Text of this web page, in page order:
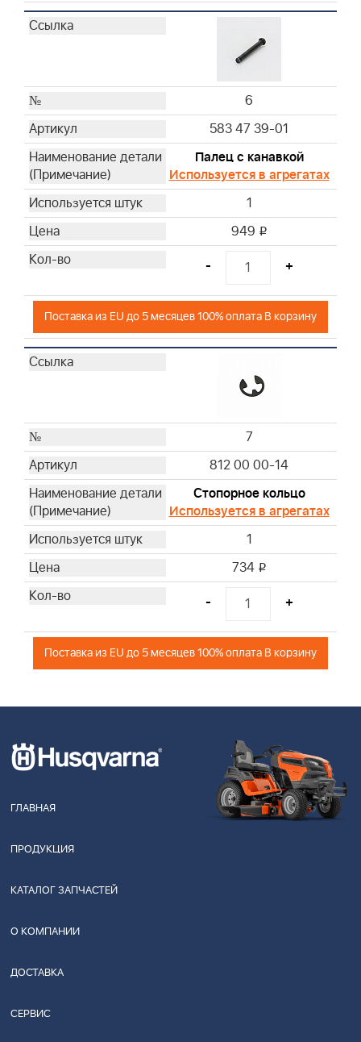
6
583 47 39-01
Палец с канавкой
Используется в агрегатах
1
949 i
- +
Поставка из EU до 5 месяцев 100% оплата В корзину
7
812 00 00-14
Стопорное кольцо
Используется в агрегатах
1
734 i
- +
Поставка из EU до 5 месяцев 100% оплата В корзину
ГЛАВНАЯ
ПРОДУКЦИЯ
КАТАЛОГ ЗАПЧАСТЕЙ
О КОМПАНИИ
ДОСТАВКА
СЕРВИС